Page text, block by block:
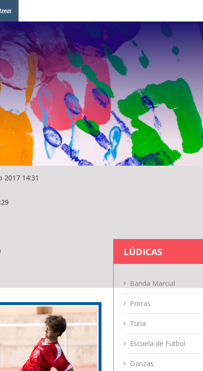
2017 14:31
LÚDICAS
Banda Marcial
Porras
Tuna
Escuela de Futbol
Danzas